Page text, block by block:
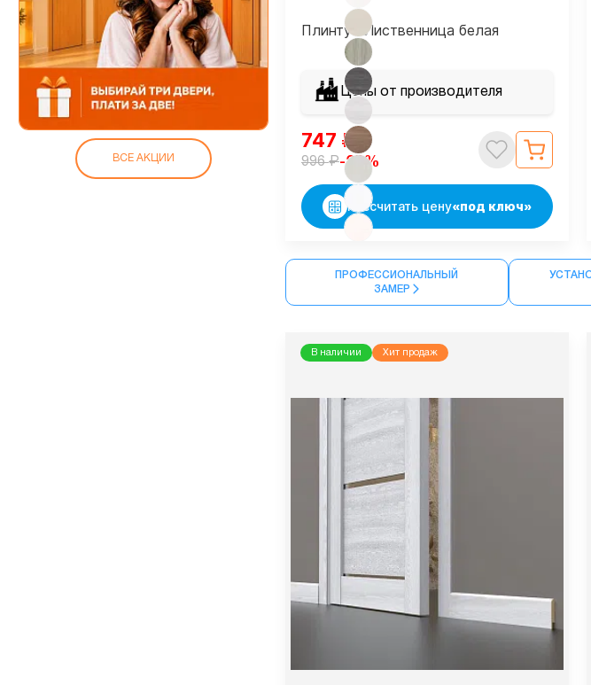
ВСЕ АКЦИИ
Плинтус Лиственница белая
Цены от производителя
747 ₽
996₽-25%
Рассчитать цену«под ключ»
ПРОФЕССИОНАЛЬНЫЙ
ЗАМЕР
В наличии Хит продаж